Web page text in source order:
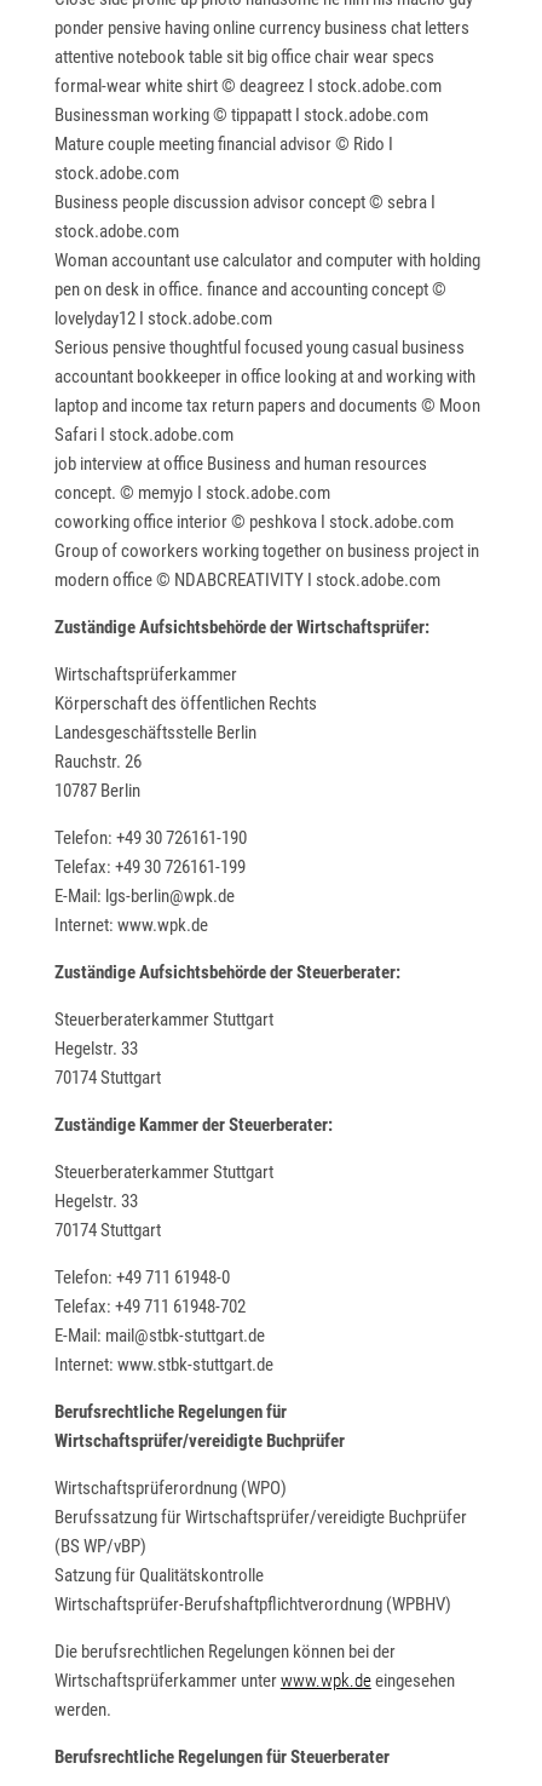
ponder pensive having online currency business chat letters
attentive notebook table sit big office chair wear specs
formal-wear white shirt © deagreez I stock.adobe.com
Businessman working © tippapatt I stock.adobe.com
Mature couple meeting financial advisor © Rido I
stock.adobe.com
Business people discussion advisor concept © sebra I
stock.adobe.com
Woman accountant use calculator and computer with holding
pen on desk in office. finance and accounting concept ©
lovelyday12 I stock.adobe.com
Serious pensive thoughtful focused young casual business
accountant bookkeeper in office looking at and working with
laptop and income tax return papers and documents © Moon
Safari I stock.adobe.com
job interview at office Business and human resources
concept. © memyjo I stock.adobe.com
coworking office interior © peshkova I stock.adobe.com
Group of coworkers working together on business project in
modern office © NDABCREATIVITY I stock.adobe.com
Zuständige Aufsichtsbehörde der Wirtschaftsprüfer:
Wirtschaftsprüferkammer
Körperschaft des öffentlichen Rechts
Landesgeschäftsstelle Berlin
Rauchstr. 26
10787 Berlin
Telefon: +49 30 726161-190
Telefax: +49 30 726161-199
E-Mail: lgs-berlin@wpk.de
Internet: www.wpk.de
Zuständige Aufsichtsbehörde der Steuerberater:
Steuerberaterkammer Stuttgart
Hegelstr. 33
70174 Stuttgart
Zuständige Kammer der Steuerberater:
Steuerberaterkammer Stuttgart
Hegelstr. 33
70174 Stuttgart
Telefon: +49 711 61948-0
Telefax: +49 711 61948-702
E-Mail: mail@stbk-stuttgart.de
Internet: www.stbk-stuttgart.de
Berufsrechtliche Regelungen für
Wirtschaftsprüfer/vereidigte Buchprüfer
Wirtschaftsprüferordnung (WPO)
Berufssatzung für Wirtschaftsprüfer/vereidigte Buchprüfer
(BS WP/vBP)
Satzung für Qualitätskontrolle
Wirtschaftsprüfer-Berufshaftpflichtverordnung (WPBHV)
Die berufsrechtlichen Regelungen können bei der
Wirtschaftsprüferkammer unterwww.wpk.deeingesehen
werden.
Berufsrechtliche Regelungen für Steuerberater